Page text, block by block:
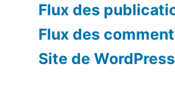
Flux des
Flux des
Site de